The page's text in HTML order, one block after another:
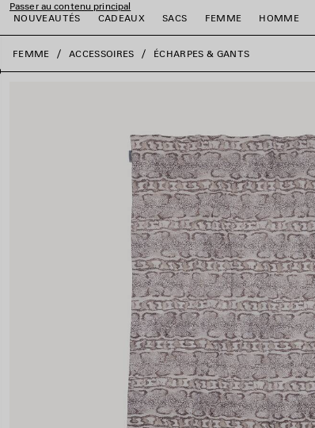
Passer au contenu principal
NOUVEAUTÉS
CADEAUX SACS FEMME HOMME
fermer la bannière
FEMME ACCESSOIRES ÉCHARPES & GANTS